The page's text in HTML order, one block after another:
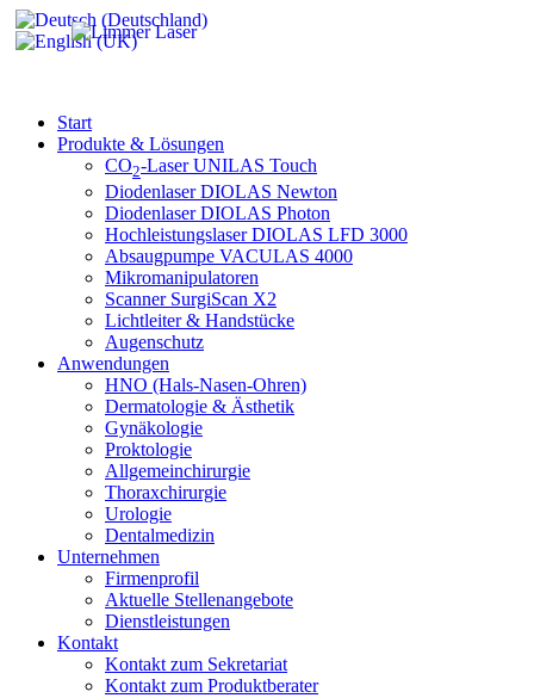
Start
Produkte & Lösungen
CO2-Laser UNILAS Touch
Diodenlaser DIOLAS Newton
Diodenlaser DIOLAS Photon
Hochleistungslaser DIOLAS LFD 3000
Absaugpumpe VACULAS 4000
Mikromanipulatoren
Scanner SurgiScan X2
Lichtleiter & Handstücke
Augenschutz
Anwendungen
HNO (Hals-Nasen-Ohren)
Dermatologie & Ästhetik
Gynäkologie
Proktologie
Allgemeinchirurgie
Thoraxchirurgie
Urologie
Dentalmedizin
Unternehmen
Firmenprofil
Aktuelle Stellenangebote
Dienstleistungen
Kontakt
Kontakt zum Sekretariat
Kontakt zum Produktberater